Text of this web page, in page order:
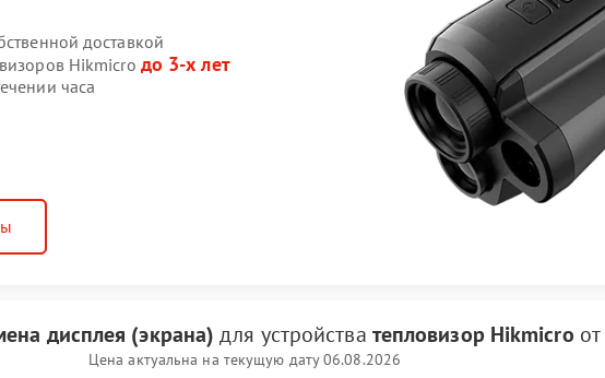
доставкой
Hikmicro до 3-х лет
часа
дисплея (экрана) для устройства тепловизор Hikmicro от
Цена актуальна на текущую дату 06.08.2026